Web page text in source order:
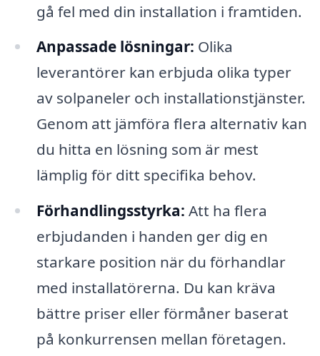
gå fel med din installation i framtiden.
Anpassade lösningar: Olika
leverantörer kan erbjuda olika typer
av solpaneler och installationstjänster.
Genom att jämföra flera alternativ kan
du hitta en lösning som är mest
lämplig för ditt specifika behov.
Förhandlingsstyrka: Att ha flera
erbjudanden i handen ger dig en
starkare position när du förhandlar
med installatörerna. Du kan kräva
bättre priser eller förmåner baserat
på konkurrensen mellan företagen.